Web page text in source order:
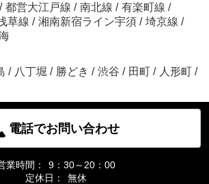
/ 都営大江戸線 / 南北線 / 有楽町線 /
草線 / 湘南新宿ライン宇須 / 埼京線 /
/ 八丁堀 / 勝どき / 渋谷 / 田町 / 人形町 /
電話でお問い合わせ
業時間：
9：30～20：00
定休日：
無休